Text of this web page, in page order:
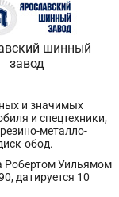
шинный
завод
и значимых
и спецтехники,
металло-
обод.
Робертом Уильямом
датируется 10